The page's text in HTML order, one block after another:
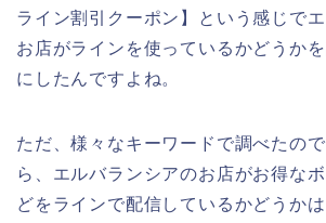
ライン割引クーポン】という感じで
お店がラインを使っているかどうか
にしたんですよね。
ただ、様々なキーワードで調べたの
ら、エルバランシアのお店がお得な
どをラインで配信しているかどうか